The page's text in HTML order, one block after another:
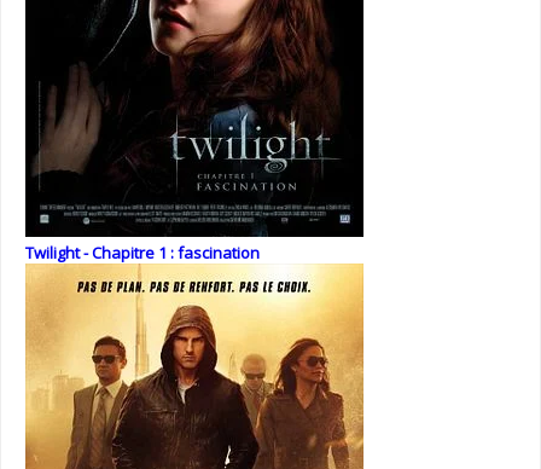
Twilight - Chapitre 1 : fascination